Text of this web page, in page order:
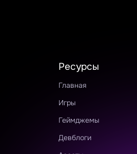
Ресурсы
Главная
Игры
Геймджемы
Девблоги